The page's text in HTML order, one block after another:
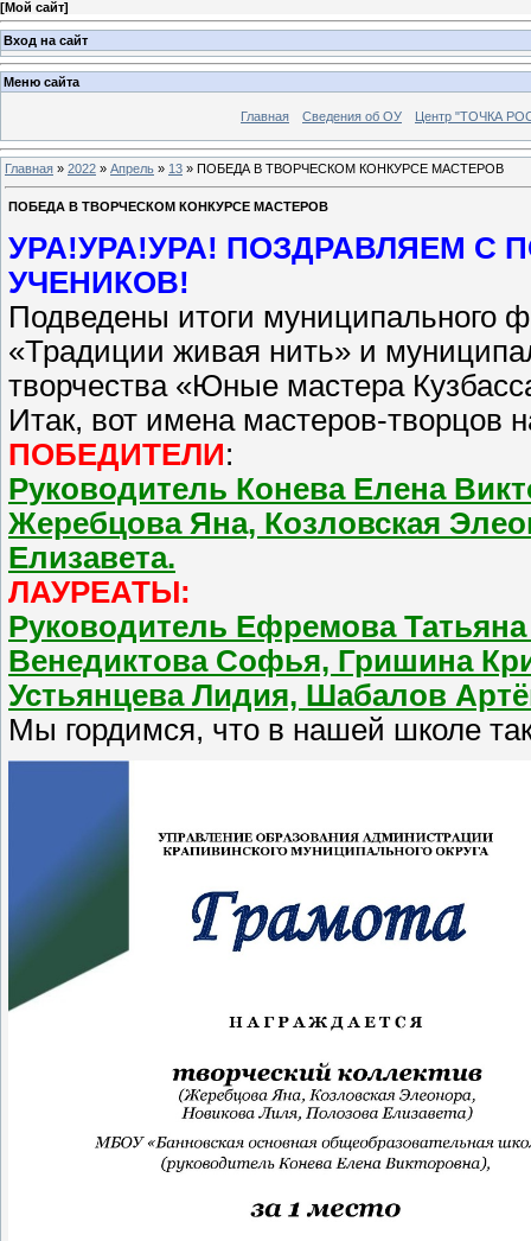
[Мой сайт]
Вход на сайт
Меню сайта
Главная Сведения об ОУ Центр "ТОЧКА
Главная » 2022 » Апрель » 13 » ПОБЕДА В ТВОРЧЕСКОМ КОНКУРСЕ МАСТЕРОВ
ПОБЕДА В ТВОРЧЕСКОМ КОНКУРСЕ МАСТЕРОВ
УРА!УРА!УРА! ПОЗДРАВЛЯЕМ С
УЧЕНИКОВ!
Подведены итоги муниципального
«Традиции живая нить» и
творчества «Юные мастера
Итак, вот имена мастеров-творцов
ПОБЕДИТЕЛИ:
Руководитель Конева Елена
Жеребцова Яна, Козловская
Елизавета.
ЛАУРЕАТЫ:
Руководитель Ефремова
Венедиктова Софья, Гришина
Устьянцева Лидия, Шабалов
Мы гордимся, что в нашей школе